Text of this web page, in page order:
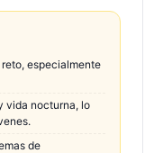
especialmente
vida nocturna, lo
de